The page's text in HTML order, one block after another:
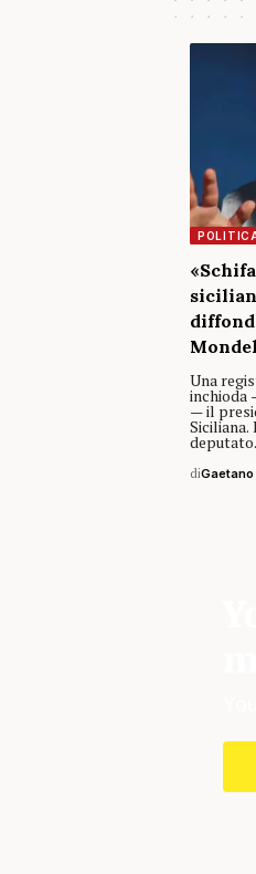
Una
inchioda
— il
Siciliana.
diGaetano